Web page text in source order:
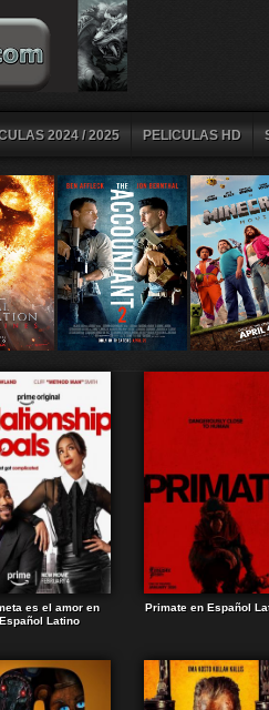
2024 / 2025 PELICULAS HD
es el amor en
Español Latino
Primate en Español